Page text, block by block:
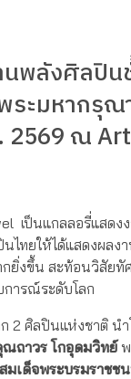
พลังศิลปิน
ะมหากรุ
ณ
เป็นแกลลอรี่แสดง
ทยให้ได้แสดงผลงา
ยิ่งขึ้น สะท้อนวิสัย
ารณ์ระดับโลก
2 ศิลปินแห่งชาติ นำ
ณถาวร โกอุดมวิทย์พ
เด็จพระบรมราชช